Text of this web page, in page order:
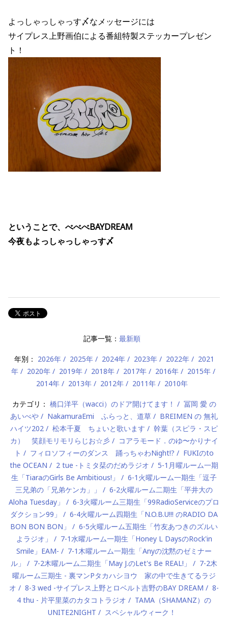
よっしゃっしゃっす〆なメッセージには
サイプレス上野画伯による番組特製ステッカープレゼン
ト！
ということで、べべべBAYDREAM
今夜もよっしゃっしゃっす〆
記事一覧： 最新順
年別： 2026年 2025年 2024年 2023年 2022年
2021
年
2020年 2019年 2018年 2017年 2016年
2015年
2014年
2013年 2012年 2011年 2010年
カテゴリ： 橋口洋平（wacci）のドア開けてます！
冨岡 愛 の
あいべや
NakamuraEmi ふらっと、道草
BREIMEN の 無礼
ハイツ202
松本千夏 ちょいと歌います
幹葉（スピラ・スピ
カ） 笑顔モリモリらじお☆彡
コアラモード．のゆ〜かりナイ
ト
フィロソフィーのダンス 踊っちゃわNight!?
FUKIのto
the OCEAN
2 tue -トミタ栞のだめラジオ
5-1月曜ルーム一期
生「TiaraのGirls Be Ambitious!」
6-1火曜ルーム一期生「逗子
三兄弟の「兄弟ケンカ」」
6-2火曜ルーム二期生「平井大の
Aloha Tuesday」
6-3火曜ルーム三期生「99RadioServiceのプロ
ダクション99」
6-4火曜ルーム四期生「N.O.B.U!!! のRADIO DA
BON BON BON」
6-5火曜ルーム五期生「竹友あつきのズルい
よラジオ」
7-1水曜ルーム一期生「Honey L DaysのRock'in
Smile」EAM-
7-1木曜ルーム一期生「Anyの沈黙のゼミナー
ル」
7-2木曜ルーム二期生「May J.のLet's Be REAL!」
7-2木
曜ルーム三期生 - 裏マンPタカハシヨウ 家の中で生きてるラジ
オ
8-3 wed -サイプレス上野とロベルト吉野のBAY DREAM
8-
4 thu - 片平里菜のカタコトラジオ
TAMA（SHAMANZ）の
UNITE2NIGHT
スペシャルウィーク！